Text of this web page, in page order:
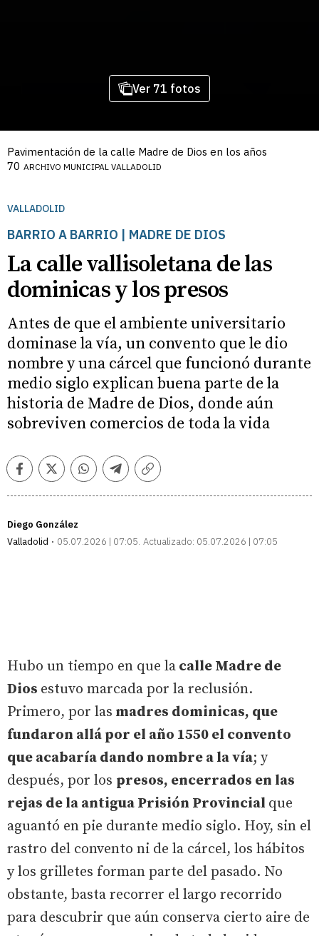
Ver 71 fotos
Pavimentación de la calle Madre de Dios en los años
70 ARCHIVO MUNICIPAL VALLADOLID
VALLADOLID
BARRIO A BARRIO | MADRE DE DIOS
La calle vallisoletana de las
dominicas y los presos
Antes de que el ambiente universitario
dominase la vía, un convento que le dio
nombre y una cárcel que funcionó durante
medio siglo explican buena parte de la
historia de Madre de Dios, donde aún
sobreviven comercios de toda la vida
FacebookTwitterWhatsappTelegramCopiar
Diego González
Valladolid
05.07.2026 | 07:05 Actualizado: 05.07.2026 | 07:05
Hubo un tiempo en que la calle Madre de
Dios estuvo marcada por la reclusión.
Primero, por las madres dominicas, que
fundaron allá por el año 1550 el convento
que acabaría dando nombre a la vía; y
después, por los presos, encerrados en las
rejas de la antigua Prisión Provincial que
aguantó en pie durante medio siglo. Hoy, sin el
rastro del convento ni de la cárcel, los hábitos
y los grilletes forman parte del pasado. No
obstante, basta recorrer el largo recorrido
para descubrir que aún conserva cierto aire de